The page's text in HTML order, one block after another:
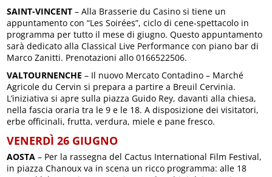
SAINT-VINCENT – Alla Brasserie du Casino si tiene un
appuntamento con “Les Soirées”, ciclo di cene-spettacolo in
programma per tutto il mese di giugno. Questo appuntamento
sarà dedicato alla Classical Live Performance con piano bar di
Marco Zanitti. Prenotazioni allo 0166522506.
VALTOURNENCHE – Il nuovo Mercato Contadino – Marché
Agricole du Cervin si prepara a partire a Breuil Cervinia.
L’iniziativa si apre sulla piazza Guido Rey, davanti alla chiesa,
nella fascia oraria tra le 9 e le 18. A disposizione dei visitatori,
erbe officinali, frutta, verdura, miele e pane fresco.
VENERDÌ 26 GIUGNO
AOSTA – Per la rassegna del Cactus International Film Festival,
in piazza Chanoux va in scena un ricco programma: alle 18